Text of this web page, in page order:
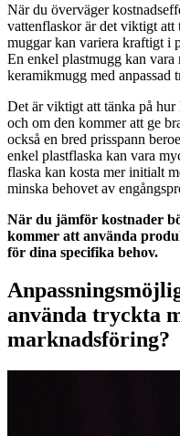
När du överväger
vattenflaskor är det viktigt att
muggar kan variera kraftigt i
En enkel plastmugg kan
keramikmugg med anpassad
Det är viktigt att tänka på hur
och om den kommer att ge
också en bred prisspann
enkel plastflaska kan vara
flaska kan kosta mer initialt
minska behovet av
När du jämför kostnader
kommer att använda
för dina specifika behov.
använda tryckta
marknadsföring?